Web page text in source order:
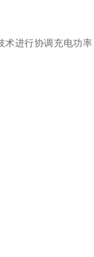
术进行协调充电功